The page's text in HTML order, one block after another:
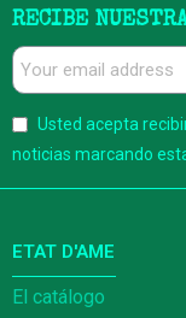
RECIBE
Usted acepta
noticias marcando
El catálogo
ETAT D'AME